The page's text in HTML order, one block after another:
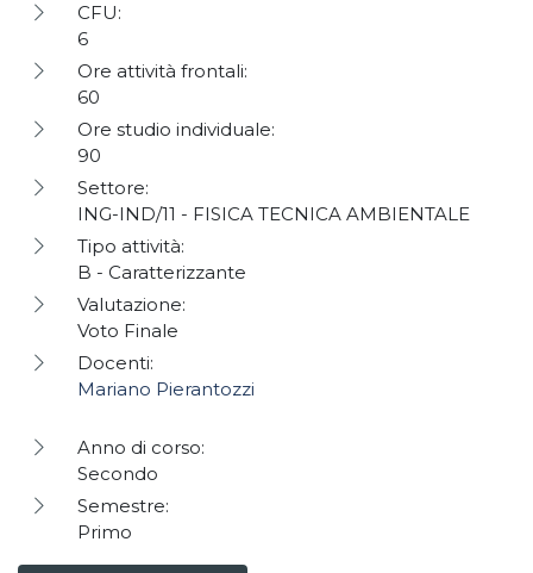
CFU:
6
Ore attività frontali:
60
Ore studio individuale:
90
Settore:
ING-IND/11 - FISICA TECNICA AMBIENTALE
Tipo attività:
B - Caratterizzante
Valutazione:
Voto Finale
Docenti:
Mariano Pierantozzi
Anno di corso:
Secondo
Semestre:
Primo